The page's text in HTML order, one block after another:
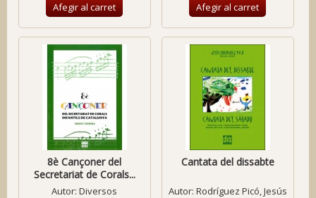
Afegir al carret Afegir al carret
8è Cançoner del
Secretariat de Corals...
Autor:Diversos
Cantata del dissabte
Autor: Rodríguez Picó, Jesús